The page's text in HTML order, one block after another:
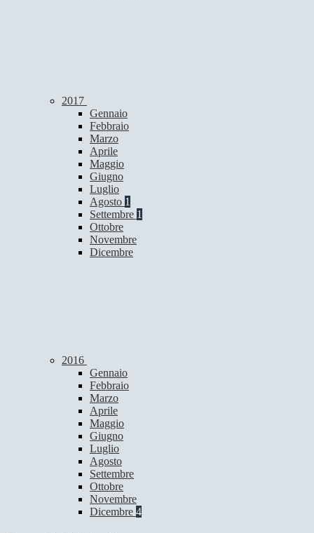
2017
Gennaio
Febbraio
Marzo
Aprile
Maggio
Giugno
Luglio
Agosto 1
Settembre 1
Ottobre
Novembre
Dicembre
2016
Gennaio
Febbraio
Marzo
Aprile
Maggio
Giugno
Luglio
Agosto
Settembre
Ottobre
Novembre
Dicembre 4